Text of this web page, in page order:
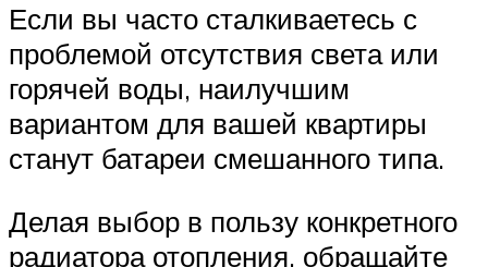
Если вы часто сталкиваетесь с
проблемой отсутствия света или
горячей воды, наилучшим
вариантом для вашей квартиры
станут батареи смешанного типа.
Делая выбор в пользу конкретного
радиатора отопления, обращайте